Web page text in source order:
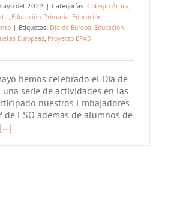
del 2022 | Categorías: Colegio Ártica,
, Educación Primaria, Educación
| Etiquetas: Día de Europa, Educación
Europeas, Proyecto EPAS
hemos celebrado el Dia de
una serie de actividades en las
nuestros Embajadores
de ESO además de alumnos de